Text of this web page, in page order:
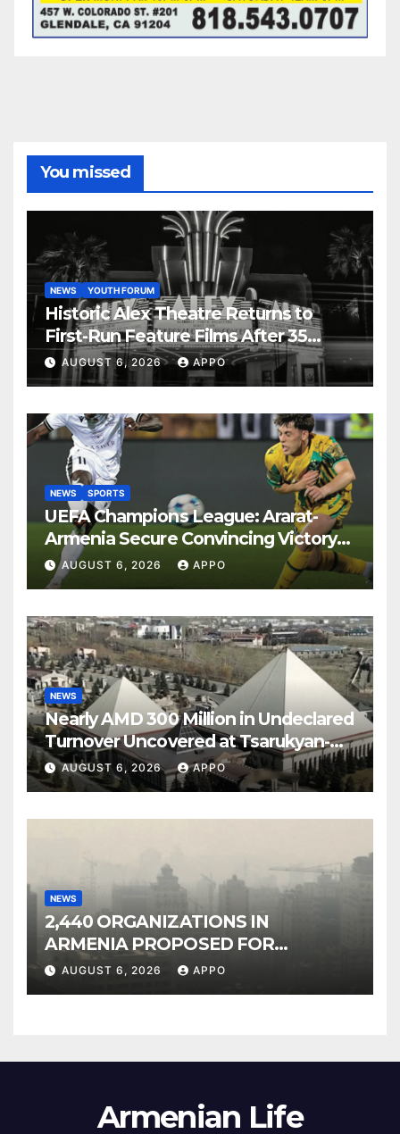
You missed
NEWS YOUTH FORUM
Historic Alex Theatre Returns to
First-Run Feature Films After 35
Years
AUGUST 6, 2026 APPO
NEWS SPORTS
UEFA Champions League: Ararat-
Armenia Secure Convincing Victory
Over Shamrock Rovers 2-0
AUGUST 6, 2026 APPO
NEWS
Nearly AMD 300 Million in Undeclared
Turnover Uncovered at Tsarukyan-
Owned Entertainment Center
AUGUST 6, 2026 APPO
NEWS
2,440 ORGANIZATIONS IN
ARMENIA PROPOSED FOR
INCLUSION IN LIST OF AIR
AUGUST 6, 2026 APPO
Armenian Life